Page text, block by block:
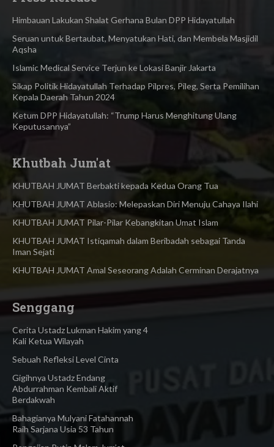
Himbauan Lakukan Shalat Gerhana Bulan DPP Hidayatullah
Seruan untuk Bertaubat, Menyatukan Hati, dan Membela Masjidil
Aqsha
Islamic Medical Service Terjun ke Lokasi Banjir Jakarta
Sikap Politik Hidayatullah Terhadap Pilpres, Pileg, Serta Pemilihan
Kepala Daerah Tahun 2024
Ketum DPP Hidayatullah: “Trump Harus Menghitung Ulang
Keputusannya”
Khutbah Jum'at
KHUTBAH JUMAT Berbakti kepada Kedua Orang Tua
KHUTBAH JUMAT Ablasio: Melepaskan Diri Menuju Cahaya Ilahi
KHUTBAH JUMAT Pilar-Pilar Kebangkitan Umat Islam
KHUTBAH JUMAT Istiqamah dalam Beribadah sebagai Tanda
Iman Sejati
KHUTBAH JUMAT Amal Seseorang Adalah Cerminan Derajatnya
Senggang
Cerita Ustadz Lukman Hakim yang 4
Kali Ketua Wilayah
Sebuah Refleksi Level Cinta
Gigihnya Ustadz Endang
Abdurrahman Kembali Aktif
Berdakwah
Bahagianya Mulyani Fatahannah
Raih Sarjana Usia 53 Tahun